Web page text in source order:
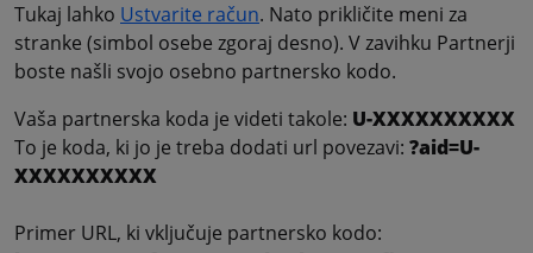
Tukaj lahko Ustvarite račun. Nato prikličite meni za
stranke (simbol osebe zgoraj desno). V zavihku Partnerji
boste našli svojo osebno partnersko kodo.
Vaša partnerska koda je videti takole: U-XXXXXXXXXX
To je koda, ki jo je treba dodati url povezavi: ?aid=U-
XXXXXXXXXX
Primer URL, ki vključuje partnersko kodo: